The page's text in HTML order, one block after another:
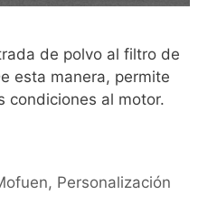
de polvo al filtro de
esta manera, permite
condiciones al motor.
, Personalización